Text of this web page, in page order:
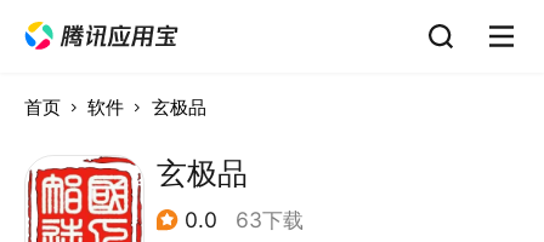
首页 软件 玄极品
玄极品
0.0 63下载